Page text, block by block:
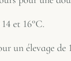
et 16°C.
un élevage de